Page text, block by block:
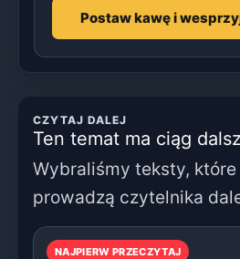
Postaw kawę i
CZYTAJ DALEJ
Ten temat ma ciąg
Wybraliśmy teksty,
prowadzą czytelnika
NAJPIERW PRZECZYTAJ